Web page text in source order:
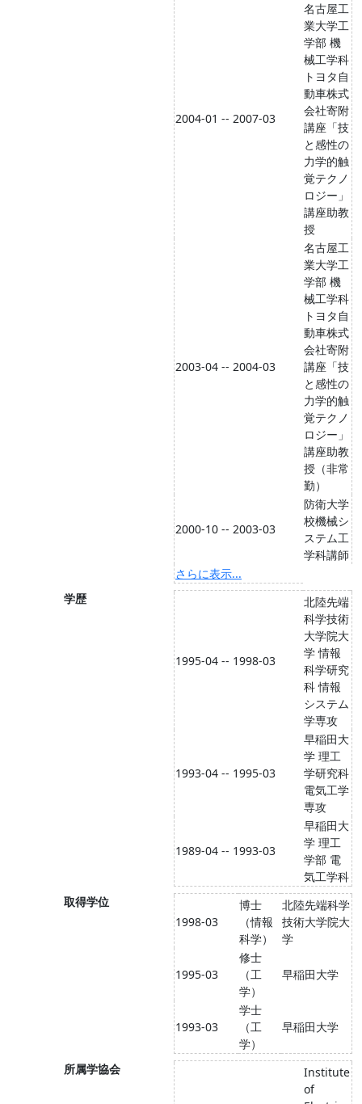
2004-01 -- 2007-03
名古屋工
業大学工
学部 機
械工学科
トヨタ自
動車株式
会社寄附
講座「技
と感性の
力学的触
覚テクノ
ロジー」
講座助教
授
2003-04 -- 2004-03
名古屋工
業大学工
学部 機
械工学科
トヨタ自
動車株式
会社寄附
講座「技
と感性の
力学的触
覚テクノ
ロジー」
講座助教
授（非常
勤）
2000-10 -- 2003-03
防衛大学
校機械シ
ステム工
学科講師
さらに表示...
学歴
1995-04 -- 1998-03
北陸先端
科学技術
大学院大
学 情報
科学研究
科 情報
システム
学専攻
1993-04 -- 1995-03
早稲田大
学 理工
学研究科
電気工学
専攻
1989-04 -- 1993-03
早稲田大
学 理工
学部 電
気工学科
取得学位
1998-03
博士
（情報
科学）
北陸先端科学
技術大学院大
学
1995-03
修士
（工
学）
早稲田大学
1993-03
学士
（工
学）
早稲田大学
所属学協会
Institute
of